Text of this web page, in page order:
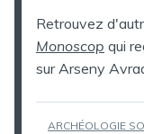
Retrouvez
Monoscop qui
sur Arseny
ÉTIQUETTES :
ARCHÉOLOGIE